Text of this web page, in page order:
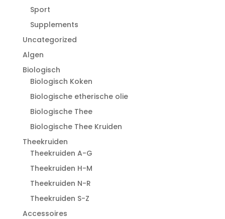
Sport
Supplements
Uncategorized
Algen
Biologisch
Biologisch Koken
Biologische etherische olie
Biologische Thee
Biologische Thee Kruiden
Theekruiden
Theekruiden A-G
Theekruiden H-M
Theekruiden N-R
Theekruiden S-Z
Accessoires